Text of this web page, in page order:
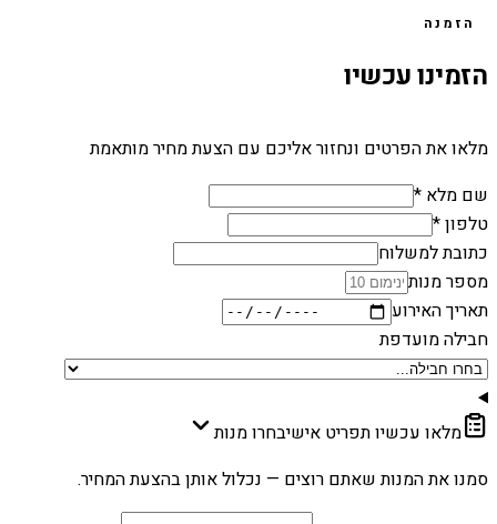
הזמנה
הזמינו עכשיו
מלאו את הפרטים ונחזור אליכם עם הצעת מחיר מותאמת
שם מלא *
טלפון *
כתובת למשלוח
מספר מנות
תאריך האירוע
חבילה מועדפת
מלאו עכשיו תפריט אישיבחרו מנות
סמנו את המנות שאתם רוצים — נכלול אותן בהצעת המחיר.